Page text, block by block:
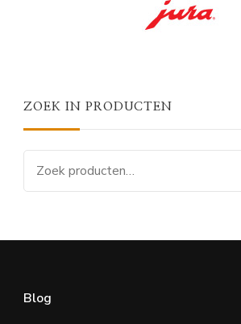
ZOEK IN PRODUCTEN
Blog